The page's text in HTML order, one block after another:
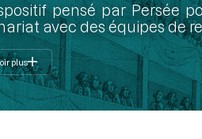
pensé par Persée
avec des équipes de
plus